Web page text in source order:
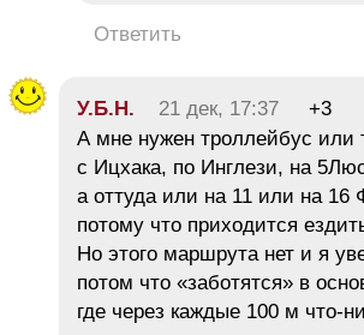
Ответить
У.Б.Н. 21 дек, 17:37
+3
А мне нужен троллейбус или
с Ицхака, по Инглези, на
а оттуда или на 11 или на 16
потому что приходится
Но этого маршрута нет и я
потом что «заботятся» в
где через каждые 100 м что-